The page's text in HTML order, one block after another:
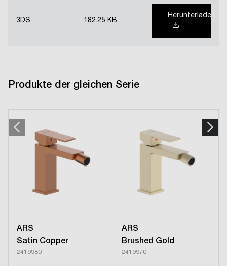
3DS 182.25 KB
Herunterladen
Produkte der gleichen Serie
ARS
Satin Copper
2419980
ARS
Brushed Gold
2419970